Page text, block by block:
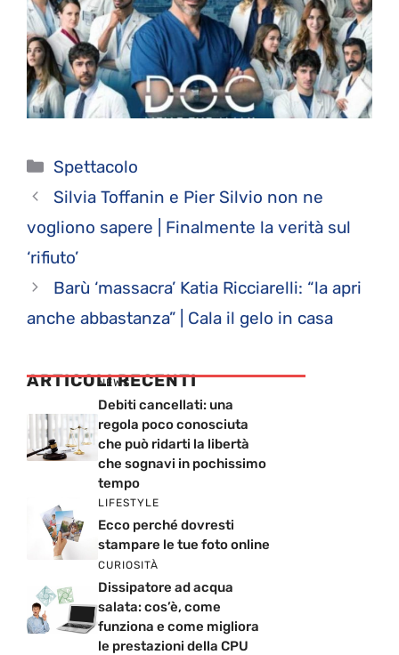
Categorie
Spettacolo
Silvia Toffanin e Pier Silvio non ne
vogliono sapere | Finalmente la verità sul
‘rifiuto’
Barù ‘massacra’ Katia Ricciarelli: “la apri
anche abbastanza” | Cala il gelo in casa
ARTICOLI RECENTI
NEWS
Debiti cancellati: una
regola poco conosciuta
che può ridarti la libertà
che sognavi in pochissimo
tempo
LIFESTYLE
Ecco perché dovresti
stampare le tue foto online
CURIOSITÀ
Dissipatore ad acqua
salata: cos’è, come
funziona e come migliora
le prestazioni della CPU